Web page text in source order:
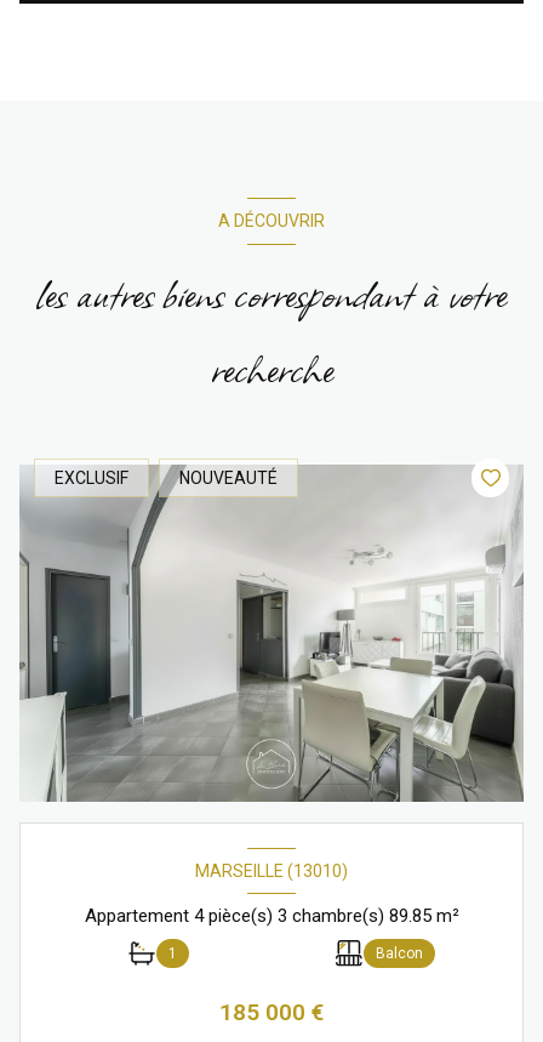
A DÉCOUVRIR
les autres biens correspondant à votre
recherche
EXCLUSIF NOUVEAUTÉ
MARSEILLE (13010)
Appartement 4 pièce(s) 3 chambre(s) 89.85 m²
1 Balcon
185 000 €